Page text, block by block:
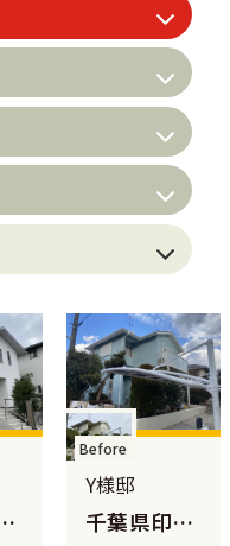
Before
Y様邸
千葉県印西